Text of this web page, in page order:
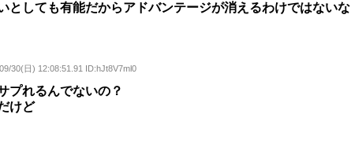
としても有能だからアドバンテージが消えるわけではないな
30(日) 12:08:51.91 ID:hJt8V7ml0
プれるんでないの？
けど